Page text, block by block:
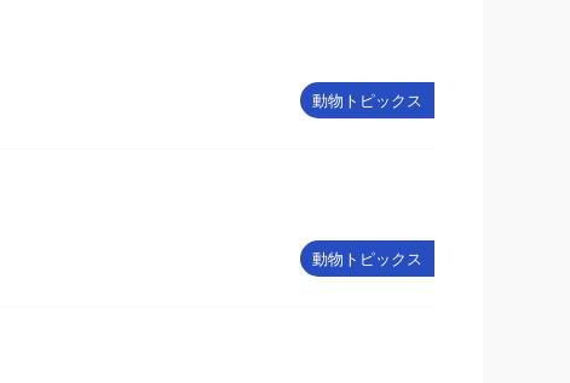
動物トピックス
動物トピックス